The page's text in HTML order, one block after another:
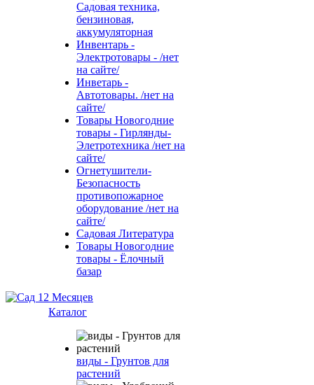
Садовая техника,
бензиновая,
аккумуляторная
Инвентарь -
Электротовары - /нет
на сайте/
Инветарь -
Автотовары. /нет на
сайте/
Товары Новогодние
товары - Гирлянды-
Элетротехника /нет на
сайте/
Огнетушители-
Безопасность
противопожарное
оборудование /нет на
сайте/
Садовая Литература
Товары Новогодние
товары - Ёлочный
базар
Каталог
виды - Грунтов для
растений